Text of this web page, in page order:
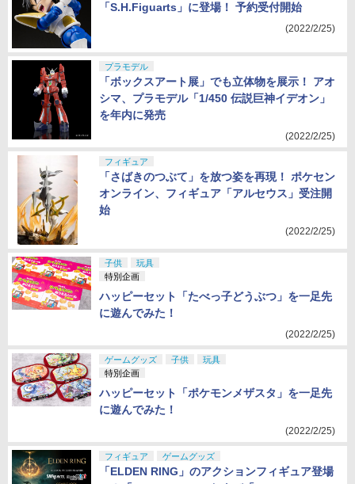
「S.H.Figuarts」に登場！ 予約受付開始
(2022/2/25)
プラモデル
「ボックスアート展」でも立体物を展示！ アオ
シマ、プラモデル「1/450 伝説巨神イデオン」
を年内に発売
(2022/2/25)
フィギュア
「さばきのつぶて」を放つ姿を再現！ ポケセン
オンライン、フィギュア「アルセウス」受注開
始
(2022/2/25)
子供
玩具
特別企画
ハッピーセット「たべっ子どうぶつ」を一足先
に遊んでみた！
(2022/2/25)
ゲームグッズ 子供
玩具
特別企画
ハッピーセット「ポケモンメザスタ」を一足先
に遊んでみた！
(2022/2/25)
フィギュア ゲームグッズ
「ELDEN RING」のアクションフィギュア登場